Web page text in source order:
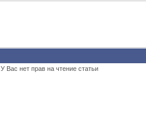
У Вас нет прав на чтение статьи